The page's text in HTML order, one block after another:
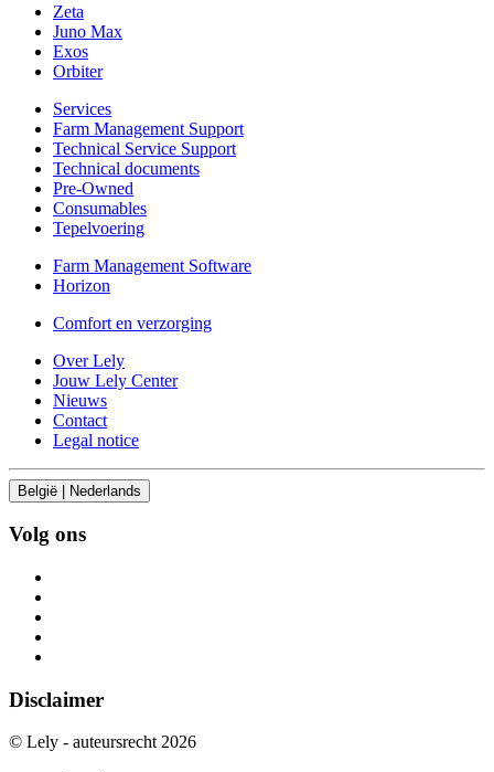
Zeta
Juno Max
Exos
Orbiter
Services
Farm Management Support
Technical Service Support
Technical documents
Pre-Owned
Consumables
Tepelvoering
Farm Management Software
Horizon
Comfort en verzorging
Over Lely
Jouw Lely Center
Nieuws
Contact
Legal notice
België | Nederlands
Volg ons
Disclaimer
© Lely - auteursrecht 2026